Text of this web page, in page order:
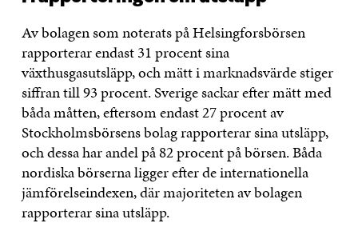
Av bolagen som noterats på Helsingforsbörsen
rapporterar endast 31 procent sina
växthusgasutsläpp, och mätt i marknadsvärde stiger
siffran till 93 procent. Sverige sackar efter mätt med
båda måtten, eftersom endast 27 procent av
Stockholmsbörsens bolag rapporterar sina utsläpp,
och dessa har andel på 82 procent på börsen. Båda
nordiska börserna ligger efter de internationella
jämförelseindexen, där majoriteten av bolagen
rapporterar sina utsläpp.